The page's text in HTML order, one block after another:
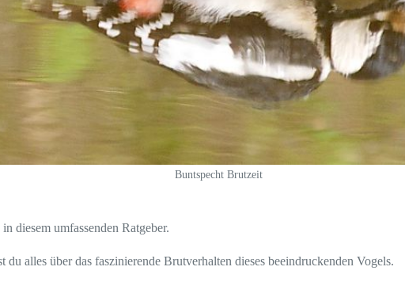
Buntspecht Brutzeit
diesem umfassenden Ratgeber.
alles über das faszinierende Brutverhalten dieses beeindruckenden Vogels.